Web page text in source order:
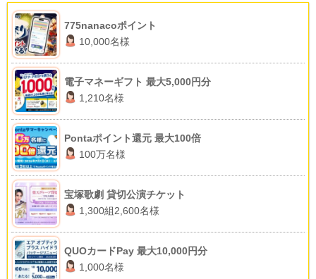
775nanacoポイント
10,000名様
電子マネーギフト 最大5,000円分
1,210名様
Pontaポイント還元 最大100倍
100万名様
宝塚歌劇 貸切公演チケット
1,300組2,600名様
QUOカードPay 最大10,000円分
1,000名様